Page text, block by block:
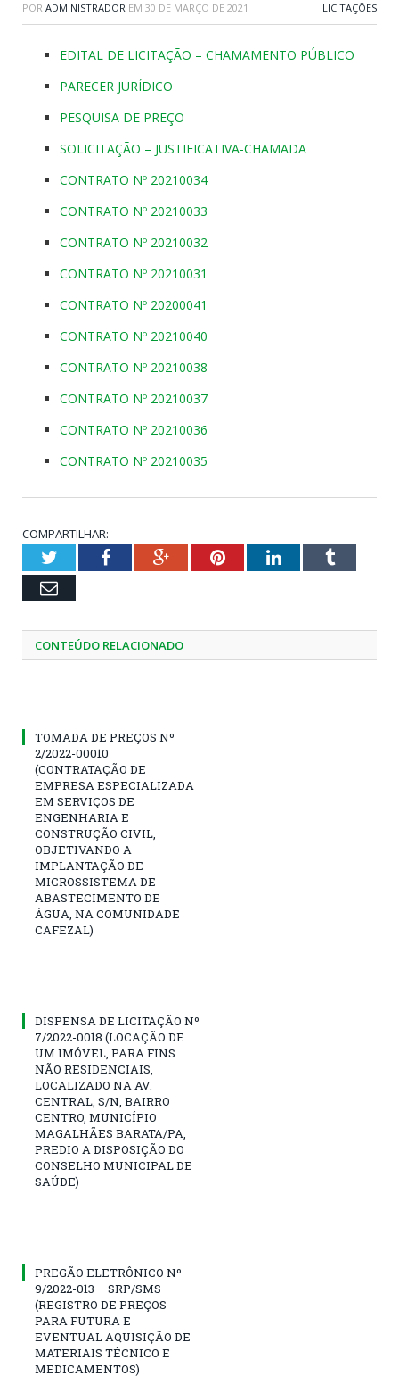
POR ADMINISTRADOR EM 30 DE MARÇO DE 2021 LICITAÇÕES
EDITAL DE LICITAÇÃO – CHAMAMENTO PÚBLICO
PARECER JURÍDICO
PESQUISA DE PREÇO
SOLICITAÇÃO – JUSTIFICATIVA-CHAMADA
CONTRATO Nº 20210034
CONTRATO Nº 20210033
CONTRATO Nº 20210032
CONTRATO Nº 20210031
CONTRATO Nº 20200041
CONTRATO Nº 20210040
CONTRATO Nº 20210038
CONTRATO Nº 20210037
CONTRATO Nº 20210036
CONTRATO Nº 20210035
COMPARTILHAR:
TwitterFacebookGoogle+PinterestLinkedInTumblr
Email
CONTEÚDO RELACIONADO
TOMADA DE PREÇOS Nº
2/2022-00010
(CONTRATAÇÃO DE
EMPRESA ESPECIALIZADA
EM SERVIÇOS DE
ENGENHARIA E
CONSTRUÇÃO CIVIL,
OBJETIVANDO A
IMPLANTAÇÃO DE
MICROSSISTEMA DE
ABASTECIMENTO DE
ÁGUA, NA COMUNIDADE
CAFEZAL)
DISPENSA DE LICITAÇÃO Nº
7/2022-0018 (LOCAÇÃO DE
UM IMÓVEL, PARA FINS
NÃO RESIDENCIAIS,
LOCALIZADO NA AV.
CENTRAL, S/N, BAIRRO
CENTRO, MUNICÍPIO
MAGALHÃES BARATA/PA,
PREDIO A DISPOSIÇÃO DO
CONSELHO MUNICIPAL DE
SAÚDE)
PREGÃO ELETRÔNICO Nº
9/2022-013 – SRP/SMS
(REGISTRO DE PREÇOS
PARA FUTURA E
EVENTUAL AQUISIÇÃO DE
MATERIAIS TÉCNICO E
MEDICAMENTOS)